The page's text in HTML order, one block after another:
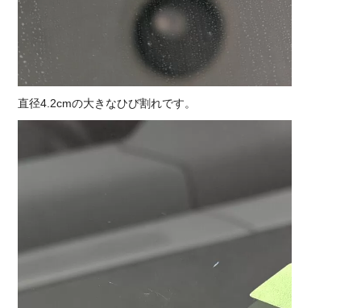
直径4.2cmの大きなひび割れです。